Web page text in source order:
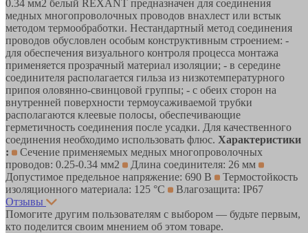
0.34 мм2 белый REXANT предназначен для соединения
медных многопроволочных проводов внахлест или встык
методом термообработки. Нестандартный метод соединения
проводов обусловлен особым конструктивным строением: -
для обеспечения визуального контроля процесса монтажа
применяется прозрачный материал изоляции; - в середине
соединителя располагается гильза из низкотемпературного
припоя оловянно-свинцовой группы; - с обеих сторон на
внутренней поверхности термоусаживаемой трубки
располагаются клеевые полосы, обеспечивающие
герметичность соединения после усадки. Для качественного
соединения необходимо использовать флюс. Характеристики
:
Сечение применяемых медных многопроволочных
проводов: 0.25-0.34 мм2
Длина соединителя: 26 мм
Допустимое предельное напряжение: 690 В
Термостойкость
изоляционного материала: 125 °C
Влагозащита: IP67
Отзывы
Помогите другим пользователям с выбором — будьте первым,
кто поделится своим мнением об этом товаре.